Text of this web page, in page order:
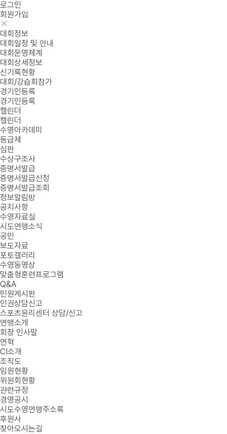
로그인
회원가입
대회정보
대회일정 및 안내
대회운영체계
대회상세정보
신기록현황
대회/강습회참가
경기인등록
경기인등록
캘린더
캘린더
수영아카데미
등급제
심판
수상구조사
증명서발급
증명서발급신청
증명서발급조회
정보알림방
공지사항
수영자료실
시도연맹소식
공인
보도자료
포토갤러리
수영동영상
맞춤형훈련프로그램
Q&A
민원게시판
인권상담신고
스포츠윤리센터 상담/신고
연맹소개
회장 인사말
연혁
CI소개
조직도
임원현황
위원회현황
관련규정
경영공시
시도수영연맹주소록
후원사
찾아오시는길